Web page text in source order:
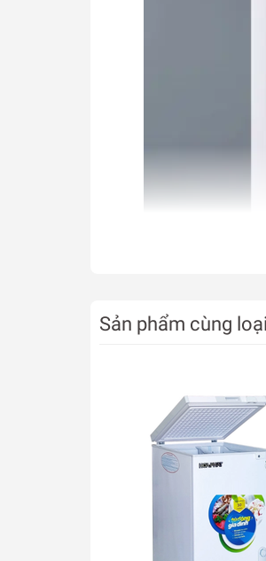
* Hình ảnh chỉ mang tính
Dung tích
Là sản phẩm có 1 ngăn
Sản phẩm cùng loại